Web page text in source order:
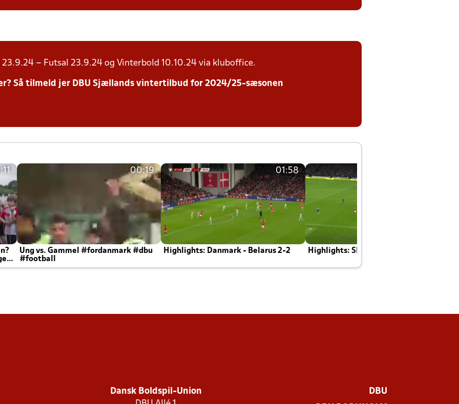
– Futsal 23.9.24 og Vinterbold 10.10.24 via kluboffice.
Så tilmeld jer DBU Sjællands vintertilbud for 2024/25-sæsonen
00:19
Ung vs. Gammel #fordanmark #dbu
#football
01:58
Highlights: Danmark - Belarus 2-2 Highlights: Skotland - Danmark 4-2
Dansk Boldspil-Union
DBU